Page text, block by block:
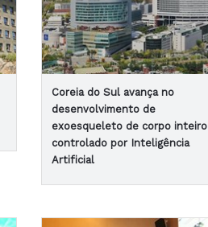
Coreia do Sul avança no
desenvolvimento de
exoesqueleto de corpo inteiro
controlado por Inteligência
Artificial